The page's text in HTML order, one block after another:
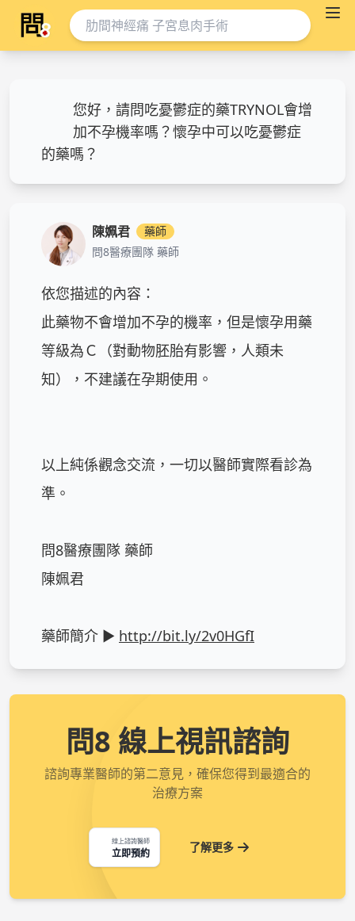
您好，請問吃憂鬱症的藥TRYNOL會增
加不孕機率嗎？懷孕中可以吃憂鬱症
的藥嗎？
陳姵君
藥師
問8醫療團隊 藥師
依您描述的內容：
此藥物不會增加不孕的機率，但是懷孕用藥
等級為Ｃ（對動物胚胎有影響，人類未
知），不建議在孕期使用。
以上純係觀念交流，一切以醫師實際看診為
準。
問8醫療團隊 藥師
陳姵君
藥師簡介 ► http://bit.ly/2v0HGfI
問8 線上視訊諮詢
諮詢專業醫師的第二意見，確保您得到最適合的
治療方案
線上諮詢醫師
立即預約 了解更多